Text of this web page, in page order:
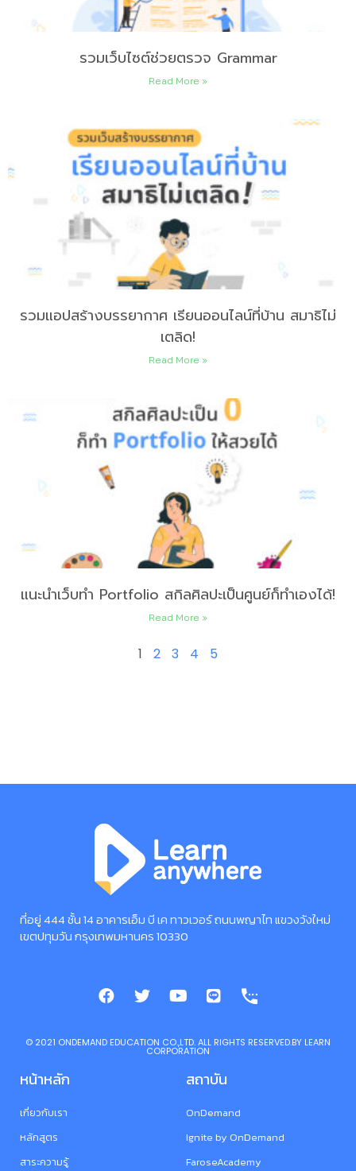
รวมเว็บไซต์ช่วยตรวจ Grammar
Read More »
รวมแอปสร้างบรรยากาศ เรียนออนไลน์ที่บ้าน สมาธิไม่
เตลิด!
Read More »
แนะนำเว็บทำ Portfolio สกิลศิลปะเป็นศูนย์ก็ทำเองได้!
Read More »
1 2 3 4 5
ที่อยู่ 444 ชั้น 14 อาคารเอ็ม บี เค ทาวเวอร์ ถนนพญาไท แขวงวังใหม่
เขตปทุมวัน กรุงเทพมหานคร 10330
©️ 2021 ONDEMAND EDUCATION CO.,LTD. ALL RIGHTS RESERVED.BY LEARN
CORPORATION
หน้าหลัก
เกี่ยวกับเรา
หลักสูตร
สาระความรู้
สถาบัน
OnDemand
Ignite by OnDemand
FaroseAcademy